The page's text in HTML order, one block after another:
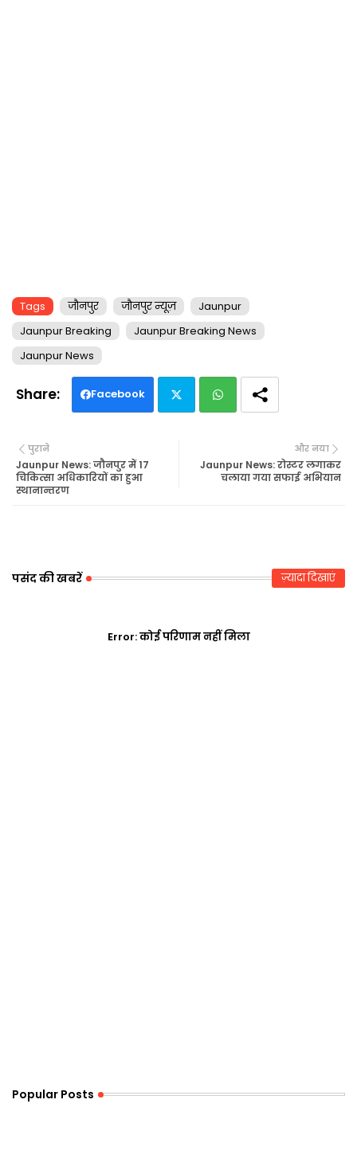
Tags जौनपुर जौनपुर न्यूज़
Jaunpur
Jaunpur Breaking
Jaunpur Breaking News
Jaunpur News
Facebook
ats
और नया
Jaunpur News: रोस्टर लगाकर
चलाया गया सफाई अभियान
पुराने
Jaunpur News: जौनपुर में 17
चिकित्सा अधिकारियों का हुआ
स्थानान्तरण
पसंद की खबरें ज़्यादा दिखाएं
Error:कोई परिणाम नहीं मिला
Popular Posts